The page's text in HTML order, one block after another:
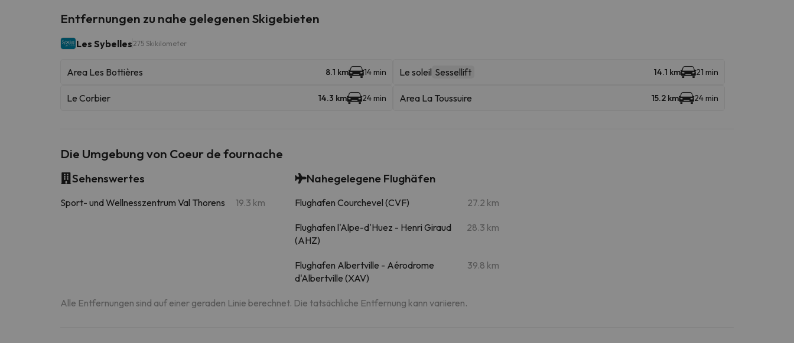
Entfernungen zu nahe gelegenen Skigebieten
Les Sybelles 275 Skikilometer
Area Les Bottières 8.1 km 14 min Le soleil Sessellift 14.1 km 21 min
Le Corbier 14.3 km 24 min Area La Toussuire 15.2 km 24 min
Die Umgebung von Coeur de fournache
Sehenswertes
Sport- und Wellnesszentrum Val Thorens 19.3 km
Nahegelegene Flughäfen
Flughafen Courchevel (CVF) 27.2 km
Flughafen l'Alpe-d'Huez - Henri Giraud
(AHZ)
28.3 km
Flughafen Albertville - Aérodrome
d'Albertville (XAV)
39.8 km
Alle Entfernungen sind auf einer geraden Linie berechnet. Die tatsächliche Entfernung kann variieren.